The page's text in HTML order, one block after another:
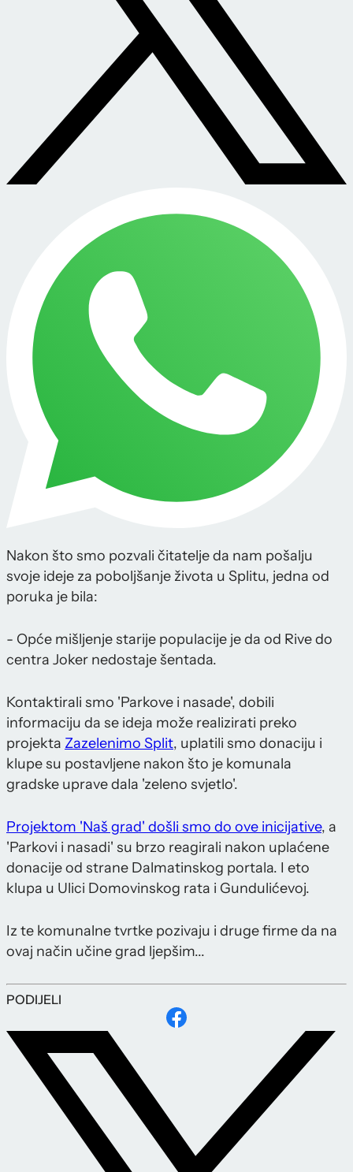
Nakon što smo pozvali čitatelje da nam pošalju
svoje ideje za poboljšanje života u Splitu, jedna od
poruka je bila:
- Opće mišljenje starije populacije je da od Rive do
centra Joker nedostaje šentada.
Kontaktirali smo 'Parkove i nasade', dobili
informaciju da se ideja može realizirati preko
projekta Zazelenimo Split, uplatili smo donaciju i
klupe su postavljene nakon što je komunala
gradske uprave dala 'zeleno svjetlo'.
Projektom 'Naš grad' došli smo do ove inicijative, a
'Parkovi i nasadi' su brzo reagirali nakon uplaćene
donacije od strane Dalmatinskog portala. I eto
klupa u Ulici Domovinskog rata i Gundulićevoj.
Iz te komunalne tvrtke pozivaju i druge firme da na
ovaj način učine grad ljepšim...
PODIJELI